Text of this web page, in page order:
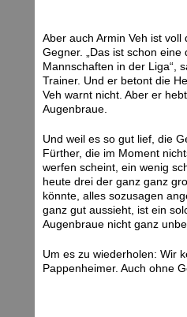
Aber auch Armin Veh ist voll
Gegner. „Das ist schon eine
Mannschaften in der Liga“,
Trainer. Und er betont die
Veh warnt nicht. Aber er
Augenbraue.
Und weil es so gut lief, die
Fürther, die im Moment
werfen scheint, ein wenig
heute drei der ganz ganz
könnte, alles sozusagen
ganz gut aussieht, ist ein
Augenbraue nicht ganz
Um es zu wiederholen: Wir
Pappenheimer. Auch ohne